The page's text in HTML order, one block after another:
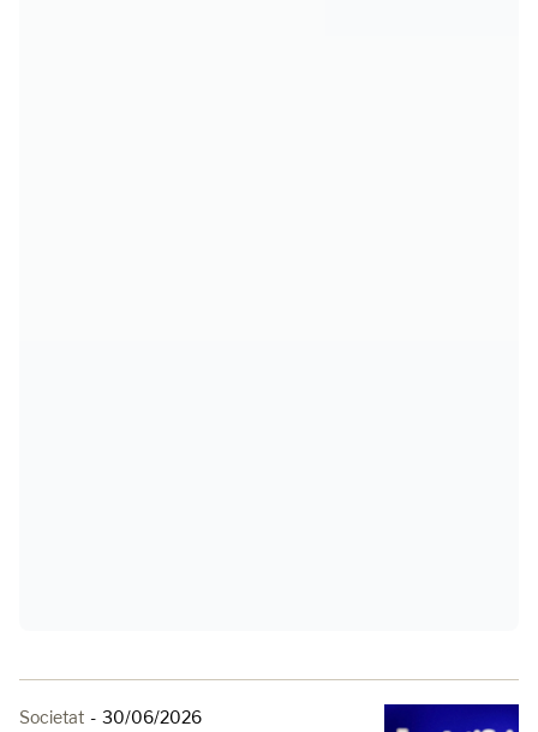
Societat - 30/06/2026